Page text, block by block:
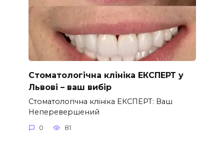
Стоматологічна клініка ЕКСПЕРТ у
Львові – ваш вибір
Стоматологічна клініка ЕКСПЕРТ: Ваш
Неперевершений
0 81